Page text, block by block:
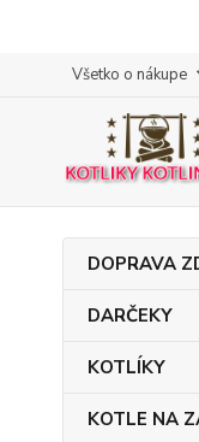
Všetko o nákupe
DOPRAVA
DARČEKY
KOTLÍKY
KOTLE NA